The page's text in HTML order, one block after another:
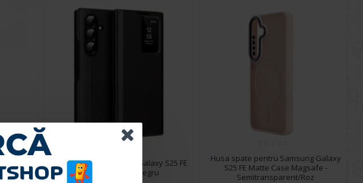
Husa pentru Samsung Galaxy S25 FE
Smart S-View - Negru
Husa spate pentru Samsung Galaxy
S25 FE Matte Case Magsafe -
Semitransparent/Roz